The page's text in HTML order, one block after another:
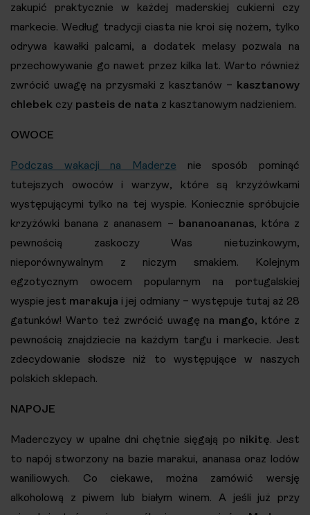
zakupić praktycznie w każdej maderskiej cukierni czy
markecie. Według tradycji ciasta nie kroi się nożem, tylko
odrywa kawałki palcami, a dodatek melasy pozwala na
przechowywanie go nawet przez kilka lat. Warto również
zwrócić uwagę na przysmaki z kasztanów – kasztanowy
chlebek czy pasteis de nata z kasztanowym nadzieniem.
OWOCE
Podczas wakacji na Maderze nie sposób pominąć
tutejszych owoców i warzyw, które są krzyżówkami
występującymi tylko na tej wyspie. Koniecznie spróbujcie
krzyżówki banana z ananasem – bananoananas, która z
pewnością zaskoczy Was nietuzinkowym,
nieporównywalnym z niczym smakiem. Kolejnym
egzotycznym owocem popularnym na portugalskiej
wyspie jest marakuja i jej odmiany – występuje tutaj aż 28
gatunków! Warto też zwrócić uwagę na mango, które z
pewnością znajdziecie na każdym targu i markecie. Jest
zdecydowanie słodsze niż to występujące w naszych
polskich sklepach.
NAPOJE
Maderczycy w upalne dni chętnie sięgają po nikitę. Jest
to napój stworzony na bazie marakui, ananasa oraz lodów
waniliowych. Co ciekawe, można zamówić wersję
alkoholową z piwem lub białym winem. A jeśli już przy